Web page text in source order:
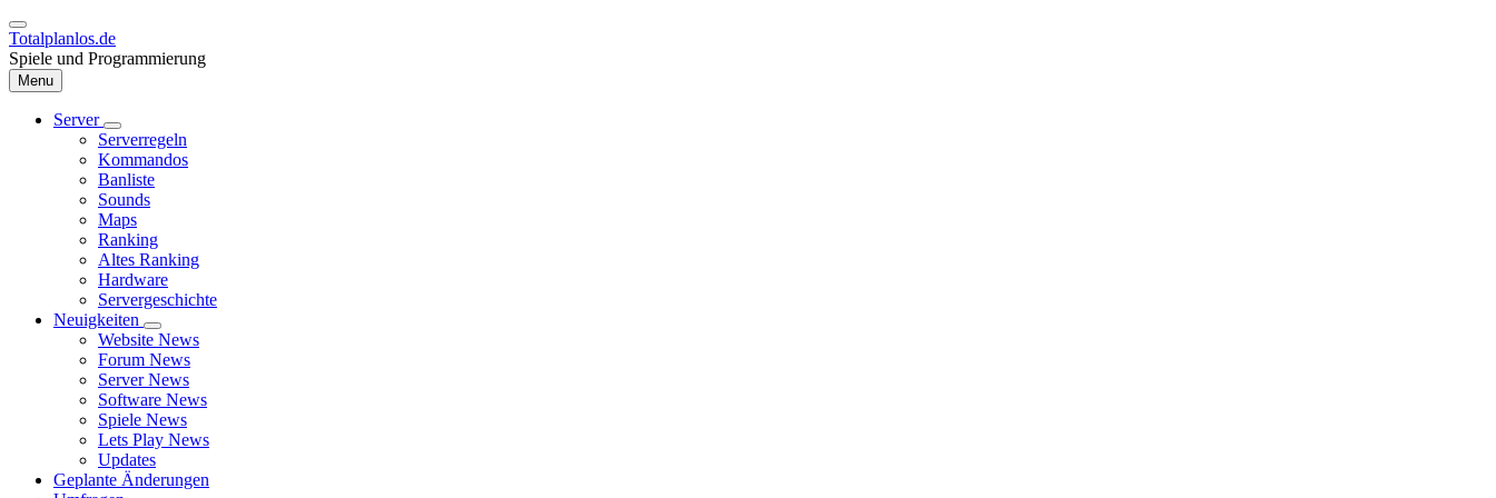
Direkt
zum
Inhalt
Totalplanlos.de
Spiele und Programmierung
Menu
Hauptnavigation
Server
Unternavigation
von
Server
Serverregeln
Kommandos
Banliste
Sounds
Maps
Ranking
Altes Ranking
Hardware
Servergeschichte
Neuigkeiten
Unternavigation
von
Neuigkeiten
Website News
Forum News
Server News
Software News
Spiele News
Lets Play News
Updates
Geplante Änderungen